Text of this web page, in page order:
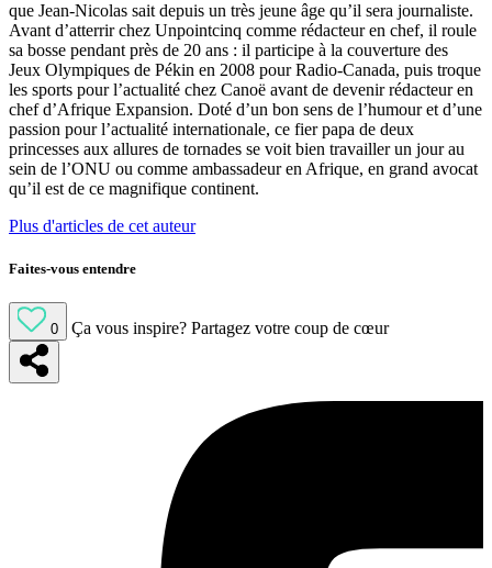
que Jean-Nicolas sait depuis un très jeune âge qu’il sera journaliste.
Avant d’atterrir chez Unpointcinq comme rédacteur en chef, il roule
sa bosse pendant près de 20 ans : il participe à la couverture des
Jeux Olympiques de Pékin en 2008 pour Radio-Canada, puis troque
les sports pour l’actualité chez Canoë avant de devenir rédacteur en
chef d’Afrique Expansion. Doté d’un bon sens de l’humour et d’une
passion pour l’actualité internationale, ce fier papa de deux
princesses aux allures de tornades se voit bien travailler un jour au
sein de l’ONU ou comme ambassadeur en Afrique, en grand avocat
qu’il est de ce magnifique continent.
Plus d'articles de cet auteur
Faites-vous entendre
0 Ça vous inspire? Partagez votre coup de cœur